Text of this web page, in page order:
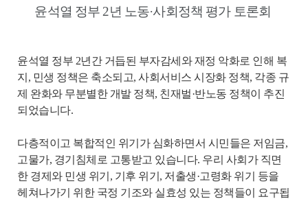
윤석열 정부 2년 노동·사회정책 평가 토론회
윤석열 정부 2년간 거듭된 부자감세와 재정 악화로 인해 복
지, 민생 정책은 축소되고, 사회서비스 시장화 정책, 각종 규
제 완화와 무분별한 개발 정책, 친재벌·반노동 정책이 추진
되었습니다.
다층적이고 복합적인 위기가 심화하면서 시민들은 저임금,
고물가, 경기침체로 고통받고 있습니다. 우리 사회가 직면
한 경제와 민생 위기, 기후 위기, 저출생·고령화 위기 등을
헤쳐나가기 위한 국정 기조와 실효성 있는 정책들이 요구됩